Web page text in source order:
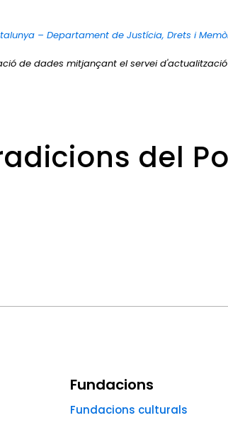
– Departament de Justícia, Drets i
de dades mitjançant el servei d'actualització
del
Fundacions
Fundacions culturals